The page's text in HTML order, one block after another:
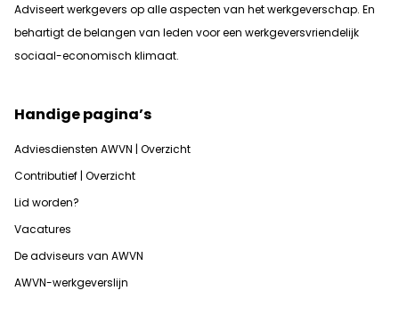
Adviseert werkgevers op alle aspecten van het werkgeverschap. En
behartigt de belangen van leden voor een werkgeversvriendelijk
sociaal-economisch klimaat.
Handige pagina’s
Adviesdiensten AWVN | Overzicht
Contributief | Overzicht
Lid worden?
Vacatures
De adviseurs van AWVN
AWVN-werkgeverslijn